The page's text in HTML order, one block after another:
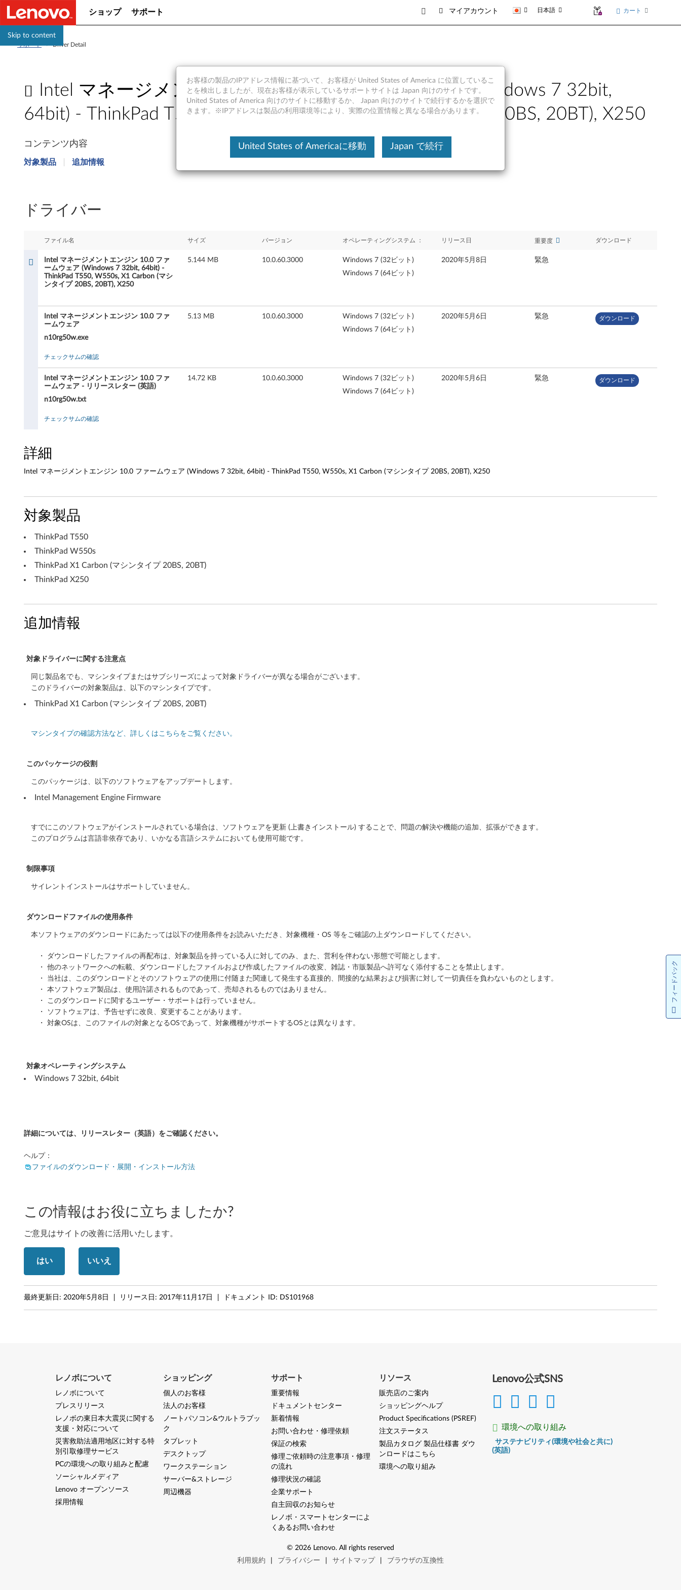
Skip to content
ショップ サポート マイアカウント 日本語 カート
サポート >Driver Detail
Intel マネージメントエンジン 10.0 ファームウェア (Windows 7 32bit,
64bit) - ThinkPad T550, W550s, X1 Carbon (マシンタイプ 20BS, 20BT), X250
n
メ
エ
1
0
0
フ
ァ
ー
ウ
ェ
(
W
i
n
o
w
7
3
2
b
t
)
-
i
n
P
a
d
5
5
コンテンツ内容
対象製品 追加情報
ドライバー
ファイル名 サイズ バージョン オペレーティングシステム ： リリース日 重要度 ダウンロード
Intel マネージメントエンジン 10.0 ファ
ームウェア (Windows 7 32bit, 64bit) -
ThinkPad T550, W550s, X1 Carbon (マシ
ンタイプ 20BS, 20BT), X250
5.144 MB 10.0.60.3000
Windows 7 (32ビット)
Windows 7 (64ビット)
2020年5月8日 緊急
Intel マネージメントエンジン 10.0 ファ
ームウェア
n10rg50w.exe
5.13 MB 10.0.60.3000
Windows 7 (32ビット)
Windows 7 (64ビット)
2020年5月6日 緊急 ダウンロード
チェックサムの確認
Intel マネージメントエンジン 10.0 ファ
ームウェア - リリースレター (英語)
n10rg50w.txt
14.72 KB 10.0.60.3000
Windows 7 (32ビット)
Windows 7 (64ビット)
2020年5月6日 緊急 ダウンロード
チェックサムの確認
詳細
Intel マネージメントエンジン 10.0 ファームウェア (Windows 7 32bit, 64bit) - ThinkPad T550, W550s, X1 Carbon (マシンタイプ 20BS, 20BT), X250
対象製品
ThinkPad T550
ThinkPad W550s
ThinkPad X1 Carbon (マシンタイプ 20BS, 20BT)
ThinkPad X250
追加情報
対象ドライバーに関する注意点
同じ製品名でも、マシンタイプまたはサブシリーズによって対象ドライバーが異なる場合がございます。
このドライバーの対象製品は、以下のマシンタイプです。
ThinkPad X1 Carbon (マシンタイプ 20BS, 20BT)
マシンタイプの確認方法など、詳しくはこちらをご覧ください。
このパッケージの役割
このパッケージは、以下のソフトウェアをアップデートします。
Intel Management Engine Firmware
すでにこのソフトウェアがインストールされている場合は、ソフトウェアを更新 (上書きインストール) することで、問題の解決や機能の追加、拡張ができます。
このプログラムは言語非依存であり、いかなる言語システムにおいても使用可能です。
制限事項
サイレントインストールはサポートしていません。
ダウンロードファイルの使用条件
本ソフトウェアのダウンロードにあたっては以下の使用条件をお読みいただき、対象機種・OS 等をご確認の上ダウンロードしてください。
・ ダウンロードしたファイルの再配布は、対象製品を持っている人に対してのみ、また、営利を伴わない形態で可能とします。
・ 他のネットワークへの転載、ダウンロードしたファイルおよび作成したファイルの改変、雑誌・市販製品へ許可なく添付することを禁止します。
・ 当社は、このダウンロードとそのソフトウェアの使用に付随また関連して発生する直接的、間接的な結果および損害に対して一切責任を負わないものとします。
・ 本ソフトウェア製品は、使用許諾されるものであって、売却されるものではありません。
・ このダウンロードに関するユーザー・サポートは行っていません。
・ ソフトウェアは、予告せずに改良、変更することがあります。
・ 対象OSは、このファイルの対象となるOSであって、対象機種がサポートするOSとは異なります。
対象オペレーティングシステム
Windows 7 32bit, 64bit
詳細については、リリースレター（英語）をご確認ください。
ヘルプ：
ファイルのダウンロード・展開・インストール方法
この情報はお役に立ちましたか?
ご意見はサイトの改善に活用いたします。
はい いいえ
最終更新日: 2020年5月8日 リリース日: 2017年11月17日 ドキュメント ID: DS101968
Lenovo公式SNS
環境への取り組み
サステナビリティ(環境や社会と共に)
(英語)
お客様の製品のIPアドレス情報に基づいて、お客様が United States of America に位置しているこ
とを検出しましたが、現在お客様が表示しているサポートサイトは Japan 向けのサイトです。
United States of America 向けのサイトに移動するか、 Japan 向けのサイトで続行するかを選択で
きます。※IPアドレスは製品の利用環境等により、実際の位置情報と異なる場合があります。
United States of Americaに移動 Japan で続行
レノボについて
レノボについて
プレスリリース
レノボの東日本大震災に関する
支援・対応について
災害救助法適用地区に対する特
別引取修理サービス
PCの環境への取り組みと配慮
ソーシャルメディア
Lenovo オープンソース
採用情報
ショッピング
個人のお客様
法人のお客様
ノートパソコン&ウルトラブッ
ク
タブレット
デスクトップ
ワークステーション
サーバー&ストレージ
周辺機器
サポート
重要情報
ドキュメントセンター
新着情報
お問い合わせ・修理依頼
保証の検索
修理ご依頼時の注意事項・修理
の流れ
修理状況の確認
企業サポート
自主回収のお知らせ
レノボ・スマートセンターによ
くあるお問い合わせ
リソース
販売店のご案内
ショッピングヘルプ
Product Specifications (PSREF)
注文ステータス
製品カタログ 製品仕様書 ダウ
ンロードはこちら
環境への取り組み
© 2026 Lenovo. All rights reserved
利用規約
プライバシー サイトマップ ブラウザの互換性
フィードバック